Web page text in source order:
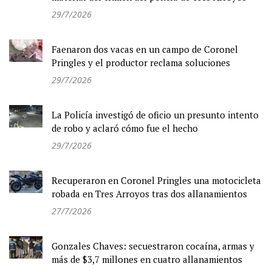
29/7/2026
Faenaron dos vacas en un campo de Coronel
Pringles y el productor reclama soluciones
29/7/2026
La Policía investigó de oficio un presunto intento
de robo y aclaró cómo fue el hecho
29/7/2026
Recuperaron en Coronel Pringles una motocicleta
robada en Tres Arroyos tras dos allanamientos
27/7/2026
Gonzales Chaves: secuestraron cocaína, armas y
más de $3,7 millones en cuatro allanamientos